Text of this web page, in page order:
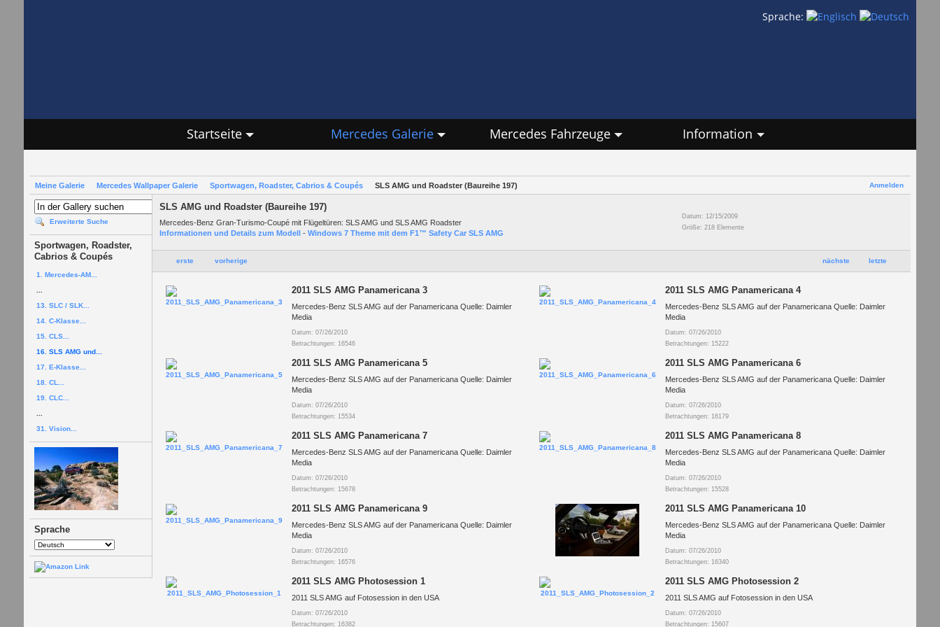
Sprache:
Startseite Mercedes Galerie Mercedes Fahrzeuge Information
Anmelden
Meine Galerie Mercedes Wallpaper Galerie Sportwagen, Roadster, Cabrios & Coupés SLS AMG und Roadster (Baureihe 197)
Erweiterte Suche
Sportwagen, Roadster,
Cabrios & Coupés
1. Mercedes-AM...
13. SLC / SLK...
14. C-Klasse...
15. CLS...
16. SLS AMG und...
17. E-Klasse...
18. CL...
19. CLC...
31. Vision...
Sprache
SLS AMG und Roadster (Baureihe 197)
Mercedes-Benz Gran-Turismo-Coupé mit Flügeltüren: SLS AMG und SLS AMG Roadster
Informationen und Details zum Modell- Windows 7 Theme mit dem F1™ Safety Car SLS AMG
Datum: 12/15/2009
Größe: 218 Elemente
nächste letzte
erste vorherige
2011 SLS AMG Panamericana 3
Mercedes-Benz SLS AMG auf der Panamericana Quelle: Daimler
Media
Datum: 07/26/2010
Betrachtungen: 16546
2011 SLS AMG Panamericana 4
Mercedes-Benz SLS AMG auf der Panamericana Quelle: Daimler
Media
Datum: 07/26/2010
Betrachtungen: 15222
2011 SLS AMG Panamericana 5
Mercedes-Benz SLS AMG auf der Panamericana Quelle: Daimler
Media
Datum: 07/26/2010
Betrachtungen: 15534
2011 SLS AMG Panamericana 6
Mercedes-Benz SLS AMG auf der Panamericana Quelle: Daimler
Media
Datum: 07/26/2010
Betrachtungen: 16179
2011 SLS AMG Panamericana 7
Mercedes-Benz SLS AMG auf der Panamericana Quelle: Daimler
Media
Datum: 07/26/2010
Betrachtungen: 15678
2011 SLS AMG Panamericana 8
Mercedes-Benz SLS AMG auf der Panamericana Quelle: Daimler
Media
Datum: 07/26/2010
Betrachtungen: 15528
2011 SLS AMG Panamericana 9
Mercedes-Benz SLS AMG auf der Panamericana Quelle: Daimler
Media
Datum: 07/26/2010
Betrachtungen: 16576
2011 SLS AMG Panamericana 10
Mercedes-Benz SLS AMG auf der Panamericana Quelle: Daimler
Media
Datum: 07/26/2010
Betrachtungen: 16340
2011 SLS AMG Photosession 1
2011 SLS AMG auf Fotosession in den USA
Datum: 07/26/2010
Betrachtungen: 16382
2011 SLS AMG Photosession 2
2011 SLS AMG auf Fotosession in den USA
Datum: 07/26/2010
Betrachtungen: 15607